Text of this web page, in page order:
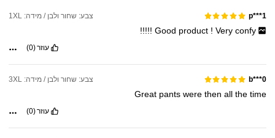
p***1 צבע: שחור ולבן / מידה: 1XL
Good product !Veryconfy
!!!!!
עוזר(0)
b***0 צבע: שחור ולבן / מידה: 3XL
Great pants were then all the time
עוזר(0)